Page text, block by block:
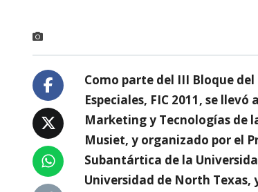
Como parte del III Bloque
Especiales, FIC 2011, se
Marketing y Tecnologías de
Musiet, y organizado por el
Subantártica de la
Universidad de North